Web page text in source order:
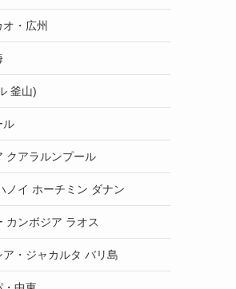
・広州
釜山)
ル
クアラルンプール
ノイ ホーチミン ダナン
カンボジア ラオス
ア・ジャカルタ バリ島